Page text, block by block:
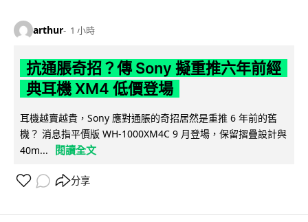
arthur 1 小時
抗通脹奇招？傳 Sony 擬重推六年前經
典耳機 XM4 低價登場
耳機越賣越貴，Sony 應對通脹的奇招居然是重推 6 年前的舊
機？ 消息指平價版 WH-1000XM4C 9 月登場，保留摺疊設計與
40m...
閱讀全文
分享